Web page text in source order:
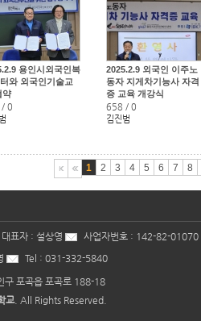
용인시외국인복
와 외국인기술교
약
/ 0
2025.2.9 외국인 이주노
동자 지게차기능사 자격
증 교육 개강식
658 / 0
김진범
1 2 3 4 5 6 7 8
대표자 : 설상영 사업자번호 : 142-82-01070
Tel : 031-332-5840
구 포곡읍 포곡로 188-18
교. All Rights Reserved.